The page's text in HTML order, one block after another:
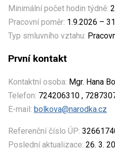
Minimální počet hodin týdně:
Pracovní poměr: 1.9.2026 –
Typ smluvního vztahu:
První kontakt
Kontaktní osoba: Mgr. Hana
Telefon: 724206310 ,
E-mail: bolkova@narodka.cz
Referenční číslo ÚP:
Poslední aktualizace: 26. 3.